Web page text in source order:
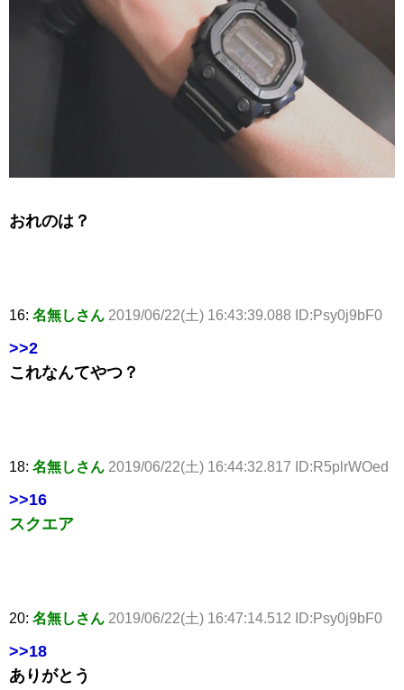
おれのは？
16: 名無しさん 2019/06/22(土) 16:43:39.088 ID:Psy0j9bF0
>>2
これなんてやつ？
18: 名無しさん 2019/06/22(土) 16:44:32.817 ID:R5plrWOed
>>16
スクエア
20: 名無しさん 2019/06/22(土) 16:47:14.512 ID:Psy0j9bF0
>>18
ありがとう